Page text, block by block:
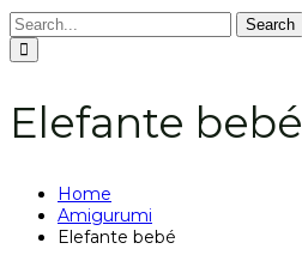
Search
Elefante bebé
Home
Amigurumi
Elefante bebé